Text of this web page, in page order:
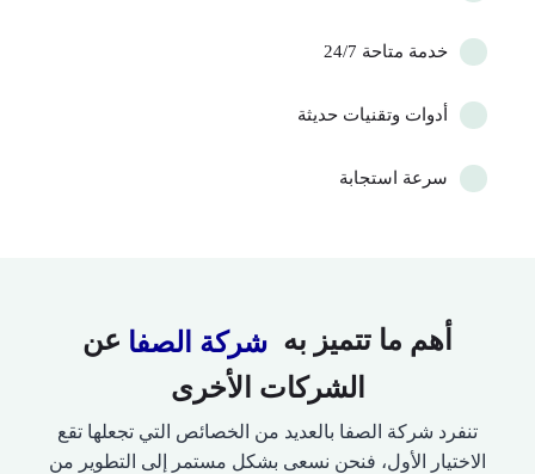
خدمة متاحة 24/7
أدوات وتقنيات حديثة
سرعة استجابة
أهم ما تتميز به شركة الصفا عن
الشركات الأخرى
تنفرد شركة الصفا بالعديد من الخصائص التي تجعلها تقع
الاختيار الأول، فنحن نسعى بشكل مستمر إلى التطوير من